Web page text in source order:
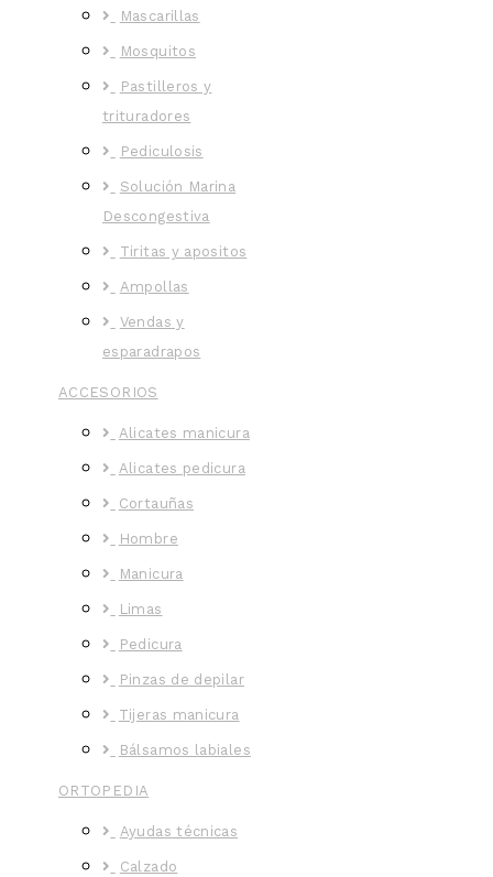
Mascarillas
Mosquitos
Pastilleros y
trituradores
Pediculosis
Solución Marina
Descongestiva
Tiritas y apositos
Ampollas
Vendas y
esparadrapos
ACCESORIOS
Alicates manicura
Alicates pedicura
Cortauñas
Hombre
Manicura
Limas
Pedicura
Pinzas de depilar
Tijeras manicura
Bálsamos labiales
ORTOPEDIA
Ayudas técnicas
Calzado